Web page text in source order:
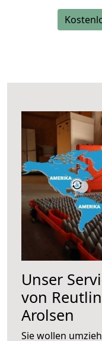
Unser
von
Arolsen
Sie wollen